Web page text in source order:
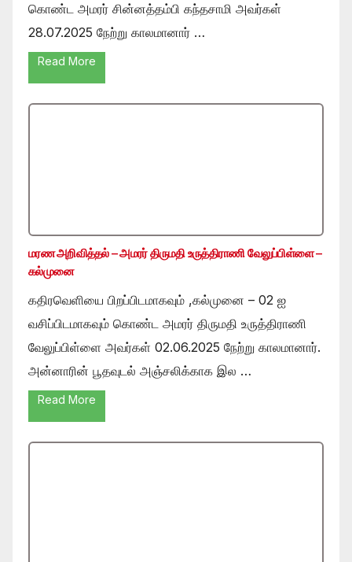
கொண்ட அமரர் சின்னத்தம்பி கந்தசாமி அவர்கள்
28.07.2025 நேற்று காலமானார் …
Read More
மரண அறிவித்தல் – அமரர் திருமதி உருத்திராணி வேலுப்பிள்ளை –
கல்முனை
கதிரவெளியை பிறப்பிடமாகவும் ,கல்முனை – 02 ஐ
வசிப்பிடமாகவும் கொண்ட அமரர் திருமதி உருத்திராணி
வேலுப்பிள்ளை அவர்கள் 02.06.2025 நேற்று காலமானார்.
அன்னாரின் பூதவுடல் அஞ்சலிக்காக இல …
Read More